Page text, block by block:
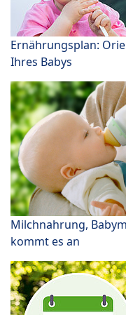
Ernährungsplan:
Ihres Babys
Milchnahrung,
kommt es an